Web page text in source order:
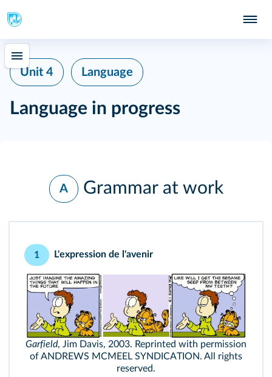
Unit 4 Language
Language in progress
A Grammar at work
1 L'expression de l'avenir
Garfield, Jim Davis, 2003. Reprinted with permission
of ANDREWS MCMEEL SYNDICATION. All rights
reserved.